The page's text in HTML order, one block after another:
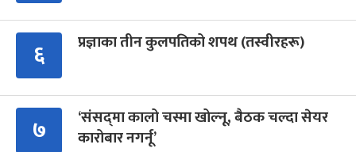
६ प्रज्ञाका तीन कुलपतिको शपथ (तस्वीरहरू)
७
‘संसद्‍मा कालो चस्मा खोल्नू, बैठक चल्दा सेयर
कारोबार नगर्नू’